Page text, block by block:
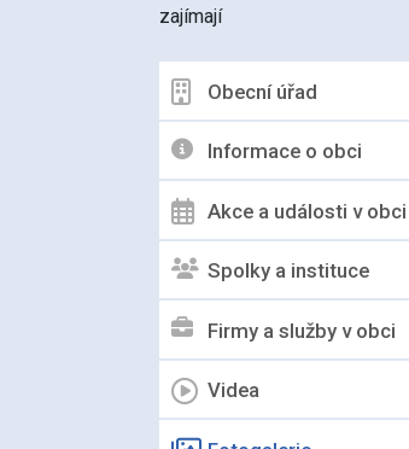
zajímají
Obecní úřad
Informace o obci
Akce a události v obci
Spolky a instituce
Firmy a služby v obci
Videa